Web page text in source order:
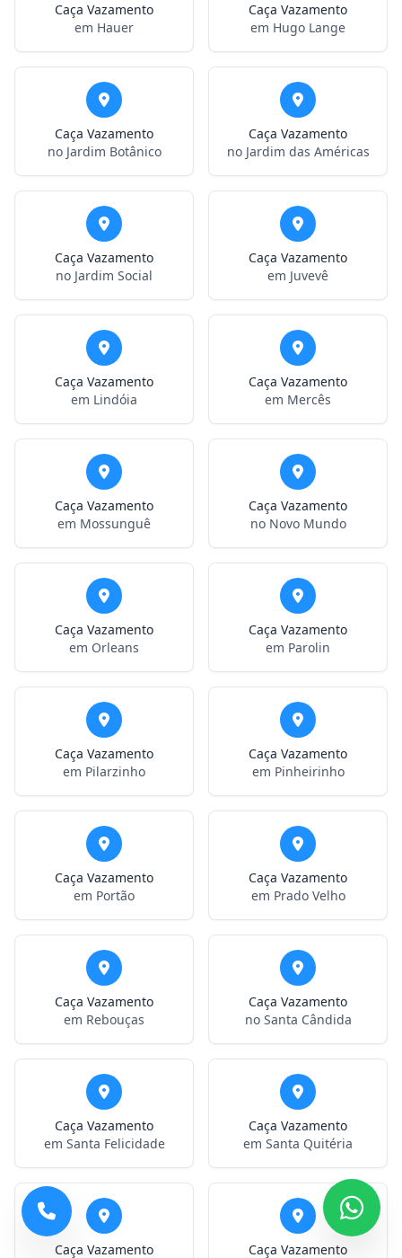
Caça Vazamento
em Hauer
Caça Vazamento
em Hugo Lange
Caça Vazamento
no Jardim Botânico
Caça Vazamento
no Jardim das Américas
Caça Vazamento
no Jardim Social
Caça Vazamento
em Juvevê
Caça Vazamento
em Lindóia
Caça Vazamento
em Mercês
Caça Vazamento
em Mossunguê
Caça Vazamento
no Novo Mundo
Caça Vazamento
em Orleans
Caça Vazamento
em Parolin
Caça Vazamento
em Pilarzinho
Caça Vazamento
em Pinheirinho
Caça Vazamento
em Portão
Caça Vazamento
em Prado Velho
Caça Vazamento
em Rebouças
Caça Vazamento
no Santa Cândida
Caça Vazamento
em Santa Felicidade
Caça Vazamento
em Santa Quitéria
Caça Vazamento Caça Vazamento